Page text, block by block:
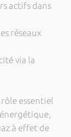
actifs dans
réseaux
via la
essentiel
à effet de